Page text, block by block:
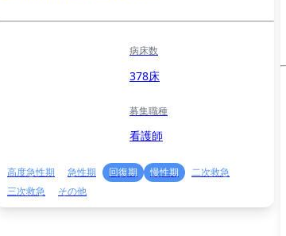
病床数
378床
募集職種
看護師
高度急性期 急性期 回復期 慢性期
二次救急
三次救急
その他